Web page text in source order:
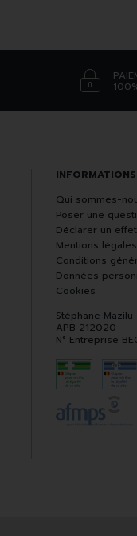
INFORMATIONS
Qui sommes-
Poser une
Déclarer un
Mentions
Conditions
Données
Cookies
Stéphane Mazilu
APB 212020
N° Entreprise